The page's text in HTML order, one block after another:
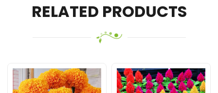
RELATED PRODUCTS